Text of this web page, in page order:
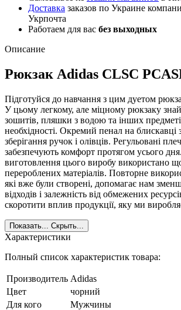
Доставка заказов по Украине
Укрпочта
Работаем для вас без выходных
Описание
Рюкзак Adidas CLSC
Підготуйся до навчання з цим дуетом
У цьому легкому, але міцному рюкзаку
зошитів, пляшки з водою та інших
необхідності. Окремий пенал на блискавці
зберігання ручок і олівців. Регульовані
забезпечують комфорт протягом усього
виготовлення цього виробу використано
перероблених матеріалів. Повторне
які вже були створені, допомагає нам
відходів і залежність від обмежених
скоротити вплив продукції, яку ми
Показать... Скрыть...
Характеристики
Полный список характеристик товара:
Производитель Adidas
Цвет
чорний
Для кого
Мужчины